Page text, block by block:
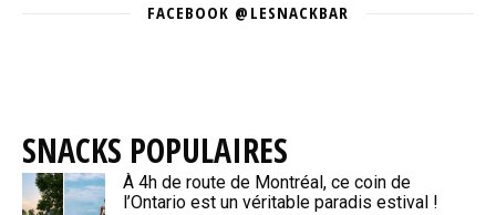
FACEBOOK @LESNACKBAR
SNACKS POPULAIRES
À 4h de route de Montréal, ce coin de
l’Ontario est un véritable paradis estival !